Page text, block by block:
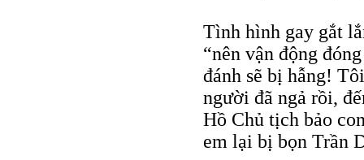
Tình hình gay gắt
“nên vận động
đánh sẽ bị hẫng!
người đã ngả rồi,
Hồ Chủ tịch bảo
em lại bị bọn Trần